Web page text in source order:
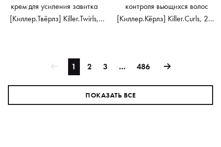
крем для усиления завитка
[Киллер.Твёрлз] Killer.Twirls,
контроля вьющихся волос
[Киллер.Кёрлз] Killer.Curls, 200
1 2 3 … 486
ПОКАЗАТЬ ВСЕ